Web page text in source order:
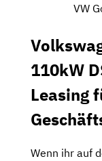
VW
110kW
Leasing
Wenn ihr auf